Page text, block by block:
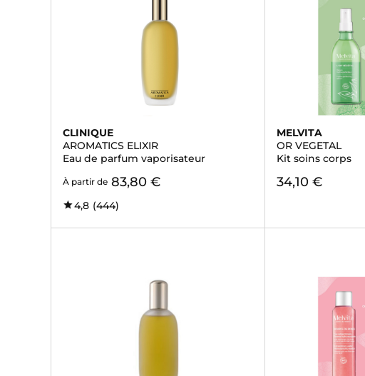
CLINIQUE
AROMATICS ELIXIR
Eau de parfum vaporisateur
À partir de 83,80 €
4,8 (444)
MELVITA
OR VEGETAL
Kit soins corps
34,10 €